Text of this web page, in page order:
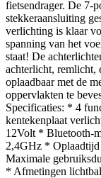
fietsendrager. De 7-
stekkeraansluiting
verlichting is klaar
spanning van het
staat! De
achterlicht, remlicht,
oplaadbaar met de
oppervlakten te
Specificaties: * 4
kentekenplaat
12Volt * Bluetooth-
2,4GHz *
Maximale
* Afmetingen